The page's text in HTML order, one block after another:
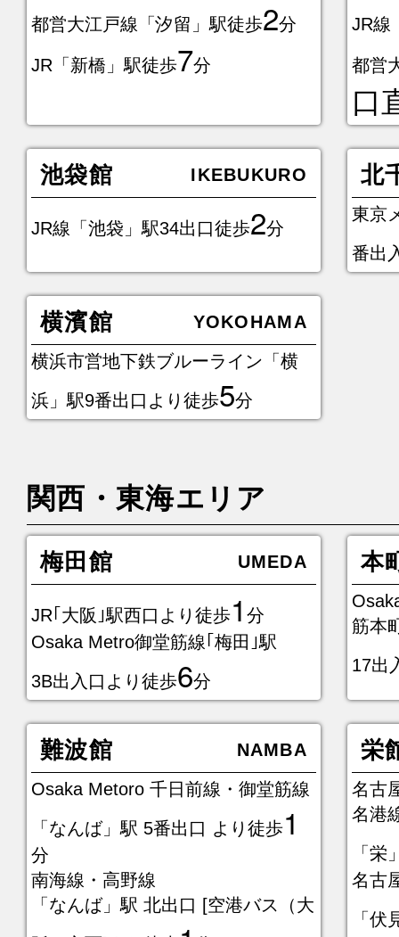
都営大江戸線「汐留」駅徒歩2分
JR「新橋」駅徒歩7分
JR線
都営
口
池袋館 IKEBUKURO
JR線「池袋」駅34出口徒歩2分
北
東京
番出
横濱館
YOKOHAMA
横浜市営地下鉄ブルーライン「横
浜」駅9番出口より徒歩5分
関西・東海エリア
梅田館 UMEDA
JR｢大阪｣駅西口より徒歩1 分
Osaka Metro御堂筋線｢梅田｣駅
3B出入口より徒歩6分
本
筋本
17出
難波館
NAMBA
Osaka Metoro 千日前線・御堂筋線
「なんば」駅 5番出口 より徒歩1
分
南海線・高野線
「なんば」駅 北出口 [空港バス（大
栄
名古
名港
「
名古
「